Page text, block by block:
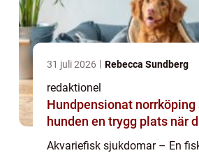
31 juli 2026 Rebecca Sundberg
redaktionel
Hundpensionat norrköping så hittar
hunden en trygg plats när
Akvariefisk sjukdomar – En